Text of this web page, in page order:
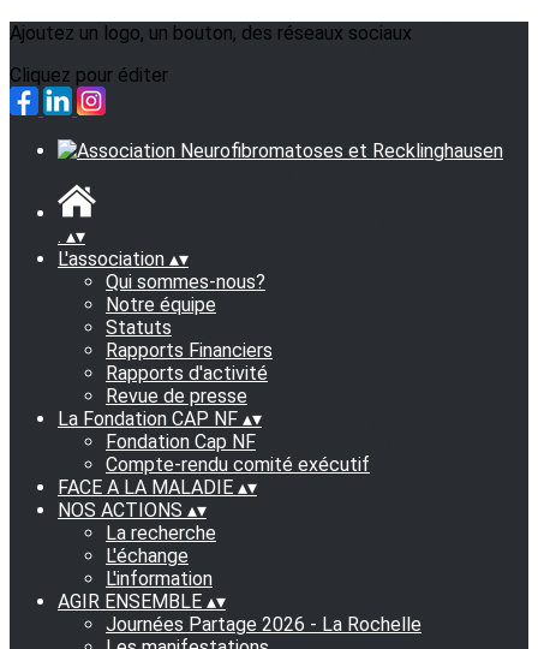
Ajoutez un logo, un bouton, des réseaux sociaux
Cliquez pour éditer
. ▴▾
L'association ▴▾
Qui sommes-nous?
Notre équipe
Statuts
Rapports Financiers
Rapports d'activité
Revue de presse
La Fondation CAP NF ▴▾
Fondation Cap NF
Compte-rendu comité exécutif
FACE A LA MALADIE ▴▾
NOS ACTIONS ▴▾
La recherche
L'échange
L'information
AGIR ENSEMBLE ▴▾
Journées Partage 2026 - La Rochelle